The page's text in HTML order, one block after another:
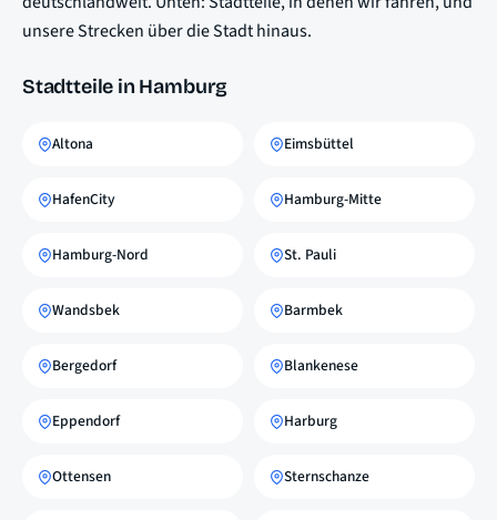
unsere Strecken über die Stadt hinaus.
Stadtteile in Hamburg
Altona Eimsbüttel
HafenCity Hamburg-Mitte
Hamburg-Nord St. Pauli
Wandsbek Barmbek
Bergedorf Blankenese
Eppendorf Harburg
Ottensen Sternschanze